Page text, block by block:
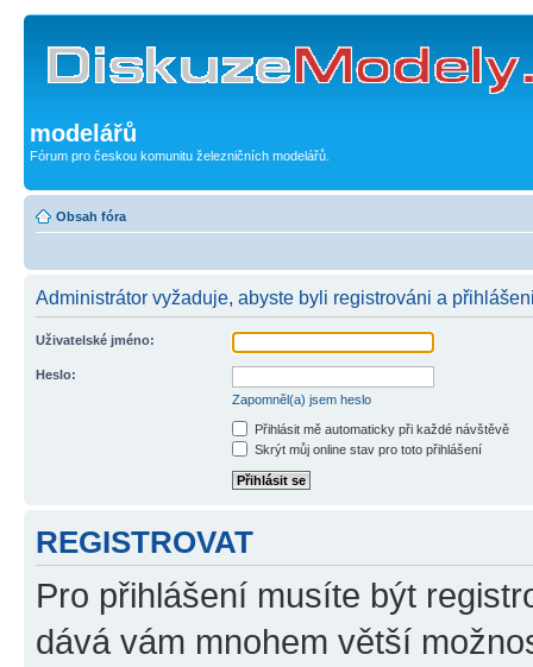
modelářů
Fórum pro českou komunitu železničních modelářů.
Obsah fóra
Administrátor vyžaduje, abyste byli registrováni a
Uživatelské jméno:
Heslo:
Zapomněl(a) jsem heslo
Přihlásit mě automaticky při každé návštěvě
Skrýt můj online stav pro toto přihlášení
REGISTROVAT
Pro přihlášení musíte být
dává vám mnohem větší